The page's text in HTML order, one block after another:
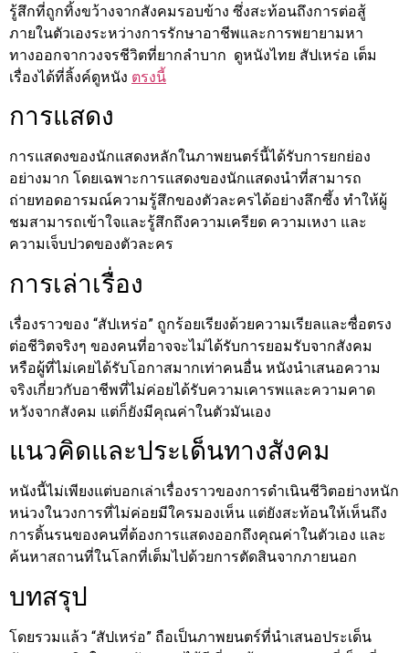
รู้สึกที่ถูกทิ้งขว้างจากสังคมรอบข้าง ซึ่งสะท้อนถึงการต่อสู้
ภายในตัวเองระหว่างการรักษาอาชีพและการพยายามหา
ทางออกจากวงจรชีวิตที่ยากลำบาก ดูหนังไทย สัปเหร่อ เต็ม
เรื่องได้ที่ลิ้งค์ดูหนัง ตรงนี้
การแสดง
การแสดงของนักแสดงหลักในภาพยนตร์นี้ได้รับการยกย่อง
อย่างมาก โดยเฉพาะการแสดงของนักแสดงนำที่สามารถ
ถ่ายทอดอารมณ์ความรู้สึกของตัวละครได้อย่างลึกซึ้ง ทำให้ผู้
ชมสามารถเข้าใจและรู้สึกถึงความเครียด ความเหงา และ
ความเจ็บปวดของตัวละคร
การเล่าเรื่อง
เรื่องราวของ “สัปเหร่อ” ถูกร้อยเรียงด้วยความเรียลและซื่อตรง
ต่อชีวิตจริงๆ ของคนที่อาจจะไม่ได้รับการยอมรับจากสังคม
หรือผู้ที่ไม่เคยได้รับโอกาสมากเท่าคนอื่น หนังนำเสนอความ
จริงเกี่ยวกับอาชีพที่ไม่ค่อยได้รับความเคารพและความคาด
หวังจากสังคม แต่ก็ยังมีคุณค่าในตัวมันเอง
แนวคิดและประเด็นทางสังคม
หนังนี้ไม่เพียงแต่บอกเล่าเรื่องราวของการดำเนินชีวิตอย่างหนัก
หน่วงในวงการที่ไม่ค่อยมีใครมองเห็น แต่ยังสะท้อนให้เห็นถึง
การดิ้นรนของคนที่ต้องการแสดงออกถึงคุณค่าในตัวเอง และ
ค้นหาสถานที่ในโลกที่เต็มไปด้วยการตัดสินจากภายนอก
บทสรุป
โดยรวมแล้ว “สัปเหร่อ” ถือเป็นภาพยนตร์ที่นำเสนอประเด็น